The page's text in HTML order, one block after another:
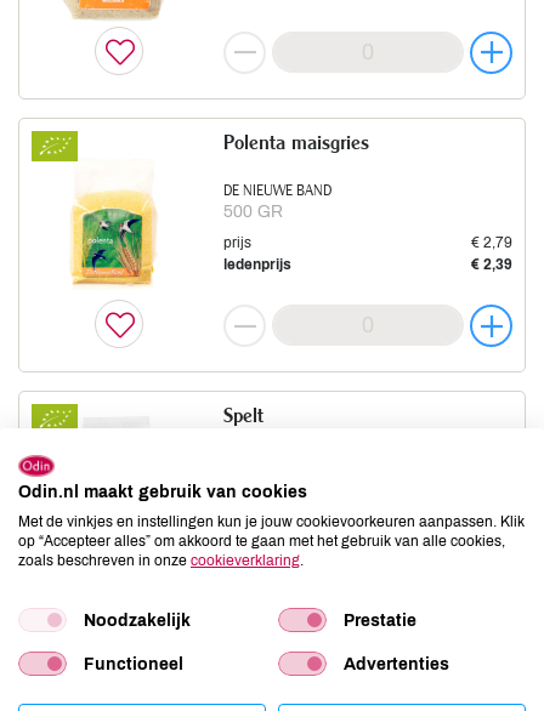
DE NIEUWE BAND
500 GR
Polenta maisgries
prijs
€ 2,79
ledenprijs
€ 2,39
500 GR
Spelt
prijs
€ 2,79
ledenprijs
€ 2,39
Odin.nl maakt gebruik van cookies
Met de vinkjes en instellingen kun je jouw cookievoorkeuren aanpassen. Klik
op “Accepteer alles” om akkoord te gaan met het gebruik van alle cookies,
zoals beschreven in onze cookieverklaring.
Noodzakelijk Prestatie
Functioneel Advertenties